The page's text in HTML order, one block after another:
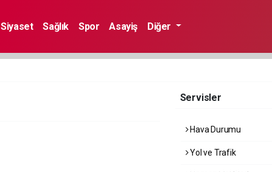
Siyaset Sağlık Spor Asayiş Diğer
Servisler
Hava Durumu
Yol ve Trafik